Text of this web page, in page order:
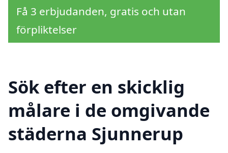
Få 3 erbjudanden, gratis och utan
förpliktelser
Sök efter en skicklig
målare i de omgivande
städerna Sjunnerup